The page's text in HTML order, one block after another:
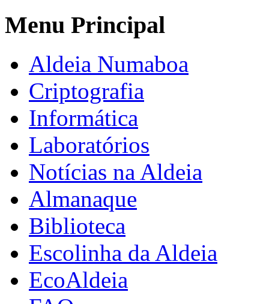
Menu Principal
Aldeia Numaboa
Criptografia
Informática
Laboratórios
Notícias na Aldeia
Almanaque
Biblioteca
Escolinha da Aldeia
EcoAldeia